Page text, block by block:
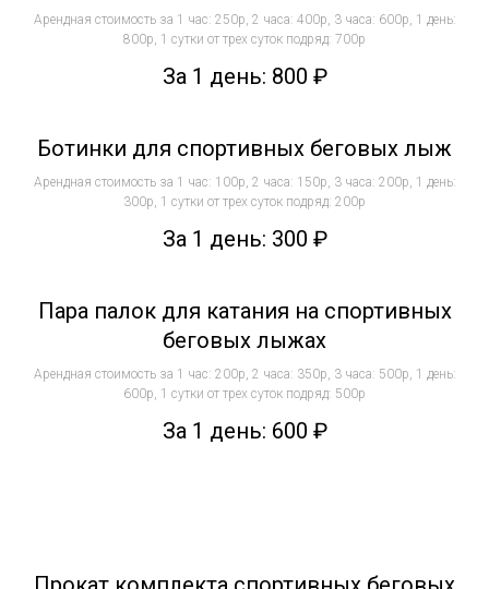
Арендная стоимость за 1 час: 250р, 2 часа: 400р, 3 часа: 600р, 1 день:
800р, 1 сутки от трех суток подряд: 700р
За 1 день: 800 ₽
Ботинки для спортивных беговых лыж
Арендная стоимость за 1 час: 100р, 2 часа: 150р, 3 часа: 200р, 1 день:
300р, 1 сутки от трех суток подряд: 200р
За 1 день: 300 ₽
Пара палок для катания на спортивных
беговых лыжах
Арендная стоимость за 1 час: 200р, 2 часа: 350р, 3 часа: 500р, 1 день:
600р, 1 сутки от трех суток подряд: 500р
За 1 день: 600 ₽